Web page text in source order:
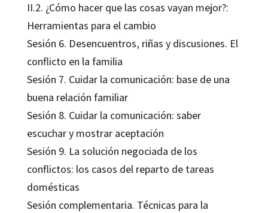
II.2. ¿Cómo hacer que las cosas vayan mejor?:
Herramientas para el cambio
Sesión 6. Desencuentros, riñas y discusiones. El
conflicto en la familia
Sesión 7. Cuidar la comunicación: base de una
buena relación familiar
Sesión 8. Cuidar la comunicación: saber
escuchar y mostrar aceptación
Sesión 9. La solución negociada de los
conflictos: los casos del reparto de tareas
domésticas
Sesión complementaria. Técnicas para la